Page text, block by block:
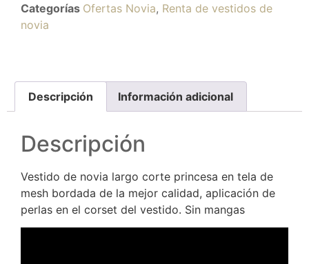
Categorías Ofertas Novia, Renta de vestidos de
novia
Descripción Información adicional
Descripción
Vestido de novia largo corte princesa en tela de
mesh bordada de la mejor calidad, aplicación de
perlas en el corset del vestido. Sin mangas